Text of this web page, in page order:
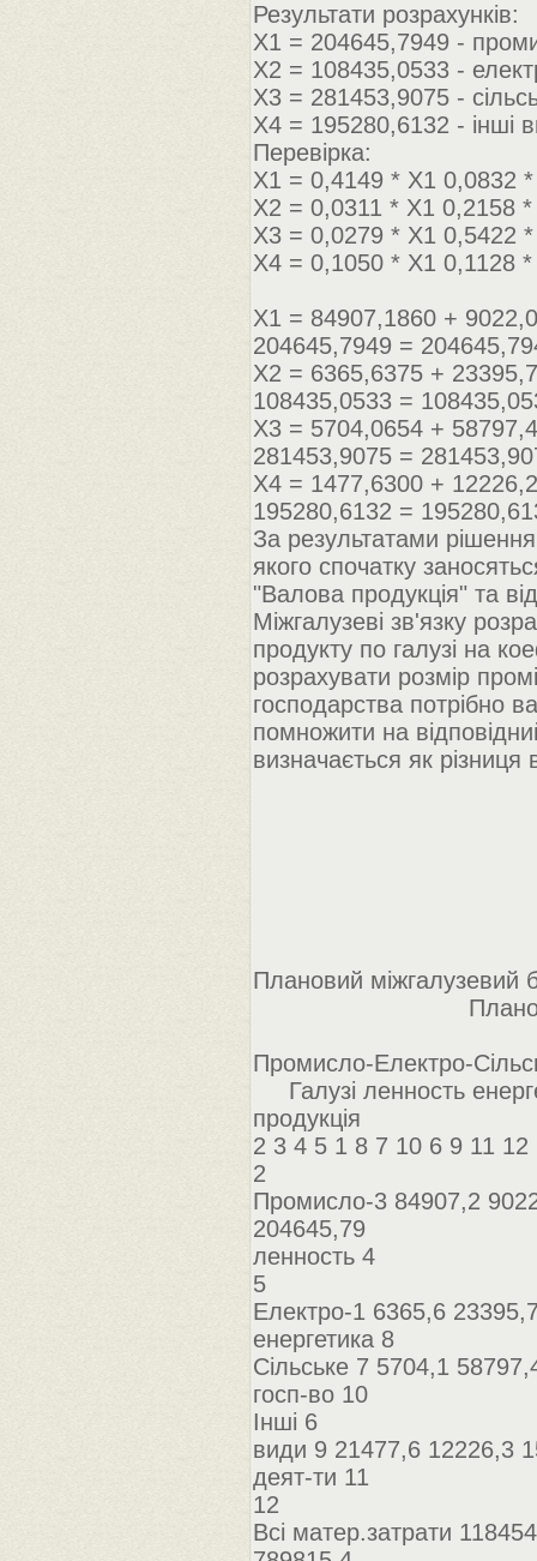
Результати розрахунків:
Х1 = 204645,7949 -
Х2 = 108435,0533 -
Х3 = 281453,9075 -
Х4 = 195280,6132 - інші
Перевірка:
Х1 = 0,4149 * Х1 0,0832
Х2 = 0,0311 * Х1 0,2158
Х3 = 0,0279 * Х1 0,5422
Х4 = 0,1050 * Х1 0,1128
Х1 = 84907,1860 +
204645,7949 =
Х2 = 6365,6375 +
108435,0533 =
Х3 = 5704,0654 +
281453,9075 =
Х4 = 1477,6300 +
195280,6132 =
За результатами
якого спочатку
"Валова продукція" та
Міжгалузеві зв'язку
продукту по галузі на
розрахувати розмір
господарства потрібно
помножити на
визначається як різниця
Плановий міжгалузевий
Плановий
Промисло-Електро-
Галузі ленность
продукція
2 3 4 5 1 8 7 10 6 9 11 12
2
Промисло-3 84907,2
204645,79
ленность 4
5
Електро-1 6365,6
енергетика 8
Сільське 7 5704,1
госп-во 10
Інші 6
види 9 21477,6 12226,3
деят-ти 11
12
Всі матер.затрати